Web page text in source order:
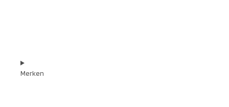
Merken